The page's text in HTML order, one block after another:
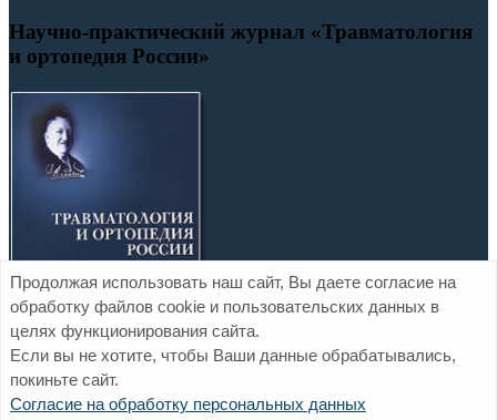
Научно-практический журнал «Травматология
и ортопедия России»
Официальный сайт ФГБУ «НМИЦ ТО им. Р.Р. Вредена»
Минздрава России
Продолжая использовать наш сайт, Вы даете согласие на
обработку файлов cookie и пользовательских данных в
целях функционирования сайта.
Если вы не хотите, чтобы Ваши данные обрабатывались,
покиньте сайт.
Согласие на обработку персональных данных